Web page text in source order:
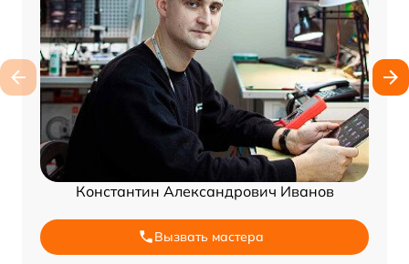
Константин Александрович Иванов
Вызвать мастера